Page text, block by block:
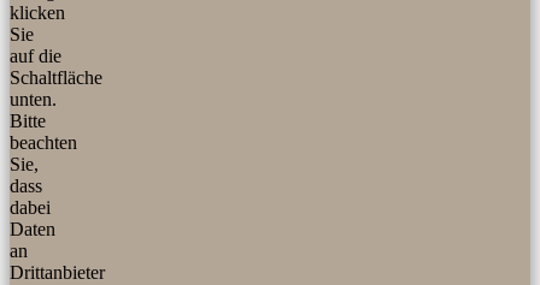
klicken
Sie
auf die
Schaltfläche
unten.
Bitte
beachten
Sie,
dass
dabei
Daten
an
Drittanbieter